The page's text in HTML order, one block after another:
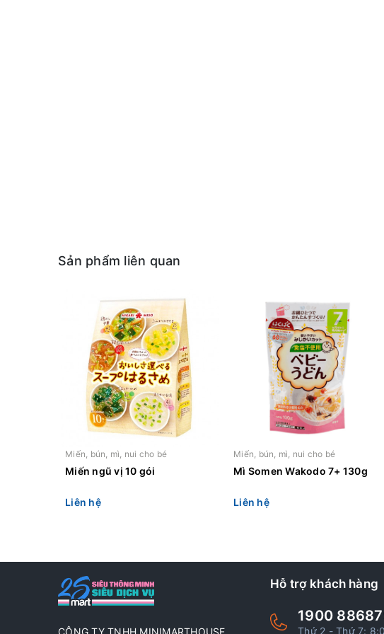
Sản phẩm liên quan
Miến, bún, mì, nui cho bé
Miến ngũ vị 10 gói
Liên hệ
Miến, bún, mì, nui cho bé
Mì Somen Wakodo 7+ 130g
Liên hệ
CÔNG TY TNHH MINIMARTHOUSE
Hỗ trợ khách hàng
1900
Thứ 2 - Thứ 7: